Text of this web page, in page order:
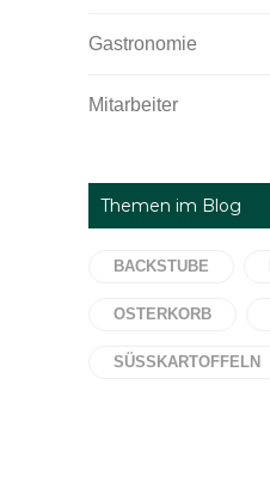
Gastronomie
Mitarbeiter
Themen im Blog
BACKSTUBE
OSTERKORB
SÜSSKARTOFFELN